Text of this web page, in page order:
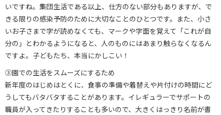
いですね。集団生活である以上、仕方のない部分もありますが、で
きる限りの感染予防のために大切なことのひとつです。また、小さ
いお子さまで字が読めなくても、マークや字面を覚えて「これが自
分の」とわかるようになると、人のものにはあまり触らなくなるん
ですよ。子どもたち、本当にかしこい！
③園での生活をスムーズにするため
新年度のはじめはとくに、食事の準備や着替えや片付けの時間にど
うしてもバタバタすることがあります。イレギュラーでサポートの
職員が入ってきたりすることも多いので、大きくはっきり名前が書